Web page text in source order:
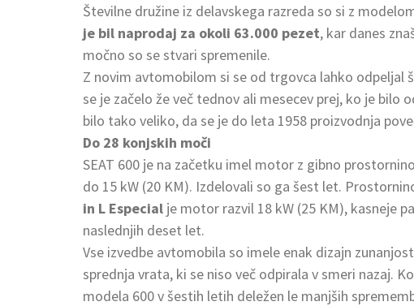
Številne družine iz delavskega razreda so si z
je bil naprodaj za okoli 63.000 pezet, kar danes
močno so se stvari spremenile.
Z novim avtomobilom si se od trgovca lahko odpeljal
se je začelo že več tednov ali mesecev prej, ko je bilo
bilo tako veliko, da se je do leta 1958 proizvodnja
Do 28 konjskih moči
SEAT 600 je na začetku imel motor z gibno
do 15 kW (20 KM). Izdelovali so ga šest let.
in L Especial je motor razvil 18 kW (25 KM), kasneje
naslednjih deset let.
Vse izvedbe avtomobila so imele enak dizajn
sprednja vrata, ki se niso več odpirala v smeri nazaj.
modela 600 v šestih letih deležen le manjših